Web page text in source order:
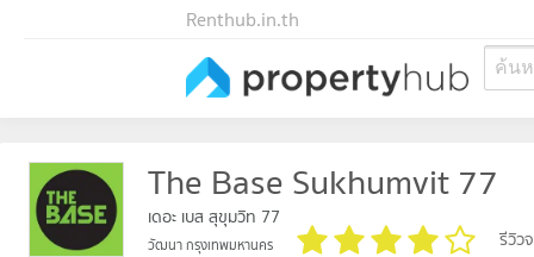
Renthub.in.th
ค้นห
The Base Sukhumvit 77
เดอะ เบส สุขุมวิท 77
วัฒนา กรุงเทพมหานคร รีวิว